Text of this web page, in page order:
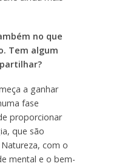
no que
Tem algum
a ganhar
fase
proporcionar
que são
com o
mental e o bem-